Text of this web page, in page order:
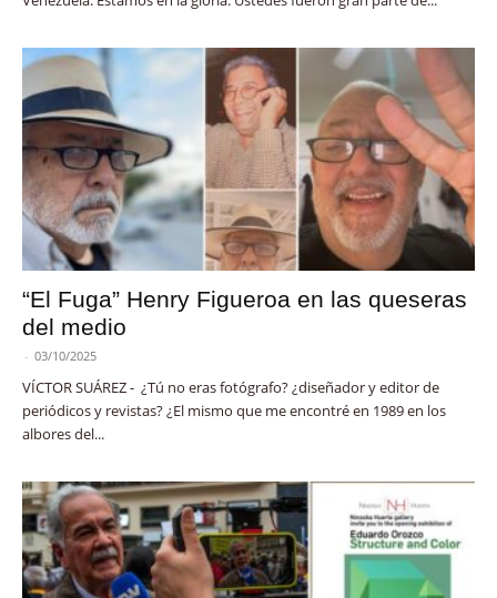
“El Fuga” Henry Figueroa en las queseras
del medio
- 03/10/2025
VÍCTOR SUÁREZ - ¿Tú no eras fotógrafo? ¿diseñador y editor de
periódicos y revistas? ¿El mismo que me encontré en 1989 en los
albores del...